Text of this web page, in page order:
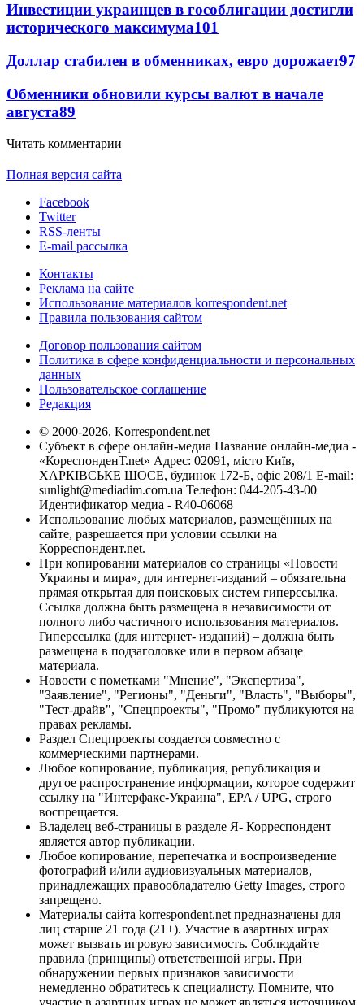
Инвестиции украинцев в гособлигации достигли
исторического максимума101
Доллар стабилен в обменниках, евро дорожает97
Обменники обновили курсы валют в начале
августа89
Читать комментарии
Полная версия сайта
Facebook
Twitter
RSS-ленты
E-mail рассылка
Контакты
Реклама на сайте
Использование материалов korrespondent.net
Правила пользования сайтом
Договор пользования сайтом
Политика в сфере конфиденциальности и персональных
данных
Пользовательское соглашение
Редакция
© 2000-2026, Korrespondent.net
Субъект в сфере онлайн-медиа Название онлайн-медиа -
«КореспонденТ.net» Адрес: 02091, місто Київ,
ХАРКІВСЬКЕ ШОСЕ, будинок 172-Б, офіс 208/1 E-mail:
sunlight@mediadim.com.ua Телефон: 044-205-43-00
Идентификатор медиа - R40-06068
Использование любых материалов, размещённых на
сайте, разрешается при условии ссылки на
Корреспондент.net.
При копировании материалов со страницы «Новости
Украины и мира», для интернет-изданий – обязательна
прямая открытая для поисковых систем гиперссылка.
Ссылка должна быть размещена в независимости от
полного либо частичного использования материалов.
Гиперссылка (для интернет- изданий) – должна быть
размещена в подзаголовке или в первом абзаце
материала.
Новости с пометками "Мнение", "Экспертиза",
"Заявление", "Регионы", "Деньги", "Власть", "Выборы",
"Тест-драйв", "Спецпроекты", "Промо" публикуются на
правах рекламы.
Раздел Спецпроекты создается совместно с
коммерческими партнерами.
Любое копирование, публикация, републикация и
другое распространение информации, которое содержит
ссылку на "Интерфакс-Украина", EPA / UPG, строго
воспрещается.
Владелец веб-страницы в разделе Я- Корреспондент
является автор публикации.
Любое копирование, перепечатка и воспроизведение
фотографий и/или аудиовизуальных материалов,
принадлежащих правообладателю Getty Images, строго
запрещено.
Материалы сайта korrespondent.net предназначены для
лиц старше 21 года (21+). Участие в азартных играх
может вызвать игровую зависимость. Соблюдайте
правила (принципы) ответственной игры. При
обнаружении первых признаков зависимости
немедленно обратитесь к специалисту. Помните, что
участие в азартных играх не может являться источником